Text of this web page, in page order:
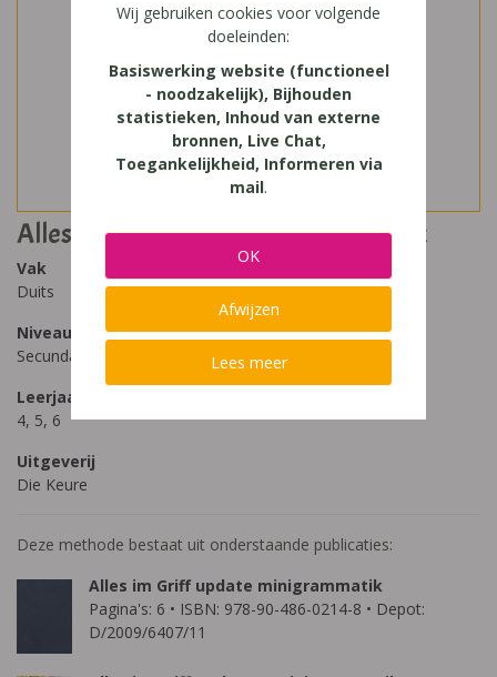
Alles im Griff update minigrammatik
Vak
Duits
Niveau
Secundair Onderwijs, Secundair Onderwijs - ASO
Leerjaar
4, 5, 6
Uitgeverij
Die Keure
Deze methode bestaat uit onderstaande publicaties:
Alles im Griff update minigrammatik
Pagina's: 6 • ISBN: 978-90-486-0214-8 • Depot:
D/2009/6407/11
Wij gebruiken cookies voor volgende
doeleinden:
Basiswerking website (functioneel
- noodzakelijk), Bijhouden
statistieken, Inhoud van externe
bronnen, Live Chat,
Toegankelijkheid, Informeren via
mail.
OK
Afwijzen
Lees meer